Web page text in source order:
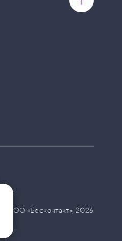
© ООО «Бесконтакт», 2026